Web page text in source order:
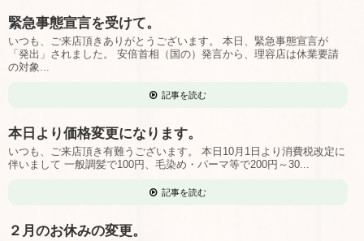
緊急事態宣言を受けて。
いつも、ご来店頂きありがとうございます。 本日、緊急事態宣言が
「発出」されました。 安倍首相（国の）発言から、理容店は休業要請
の対象...
記事を読む
本日より価格変更になります。
いつも、ご来店頂き有難うございます。 本日10月1日より消費税改定に
伴いまして 一般調髪で100円、毛染め・パーマ等で200円～30...
記事を読む
２月のお休みの変更。